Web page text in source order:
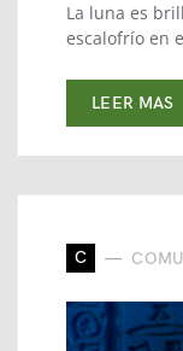
La luna es
escalofrío en
LEER MAS
C